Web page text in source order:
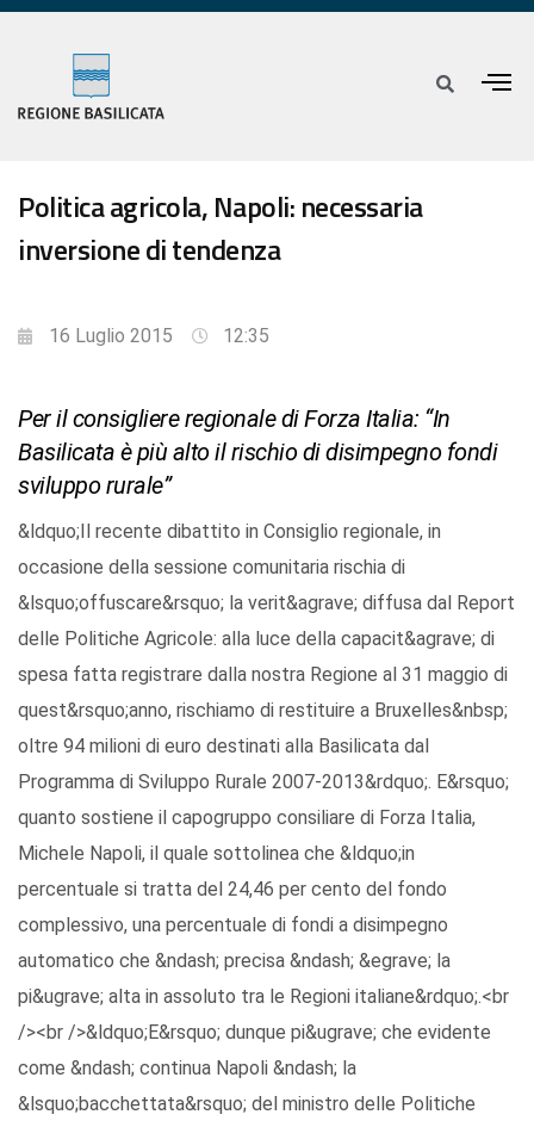
Politica agricola, Napoli: necessaria
inversione di tendenza
16 Luglio 2015 12:35
Per il consigliere regionale di Forza Italia: “In
Basilicata è più alto il rischio di disimpegno fondi
sviluppo rurale”
&ldquo;Il recente dibattito in Consiglio regionale, in
occasione della sessione comunitaria rischia di
&lsquo;offuscare&rsquo; la verit&agrave; diffusa dal Report
delle Politiche Agricole: alla luce della capacit&agrave; di
spesa fatta registrare dalla nostra Regione al 31 maggio di
quest&rsquo;anno, rischiamo di restituire a Bruxelles&nbsp;
oltre 94 milioni di euro destinati alla Basilicata dal
Programma di Sviluppo Rurale 2007-2013&rdquo;. E&rsquo;
quanto sostiene il capogruppo consiliare di Forza Italia,
Michele Napoli, il quale sottolinea che &ldquo;in
percentuale si tratta del 24,46 per cento del fondo
complessivo, una percentuale di fondi a disimpegno
automatico che &ndash; precisa &ndash; &egrave; la
pi&ugrave; alta in assoluto tra le Regioni italiane&rdquo;.<br
/><br />&ldquo;E&rsquo; dunque pi&ugrave; che evidente
come &ndash; continua Napoli &ndash; la
&lsquo;bacchettata&rsquo; del ministro delle Politiche